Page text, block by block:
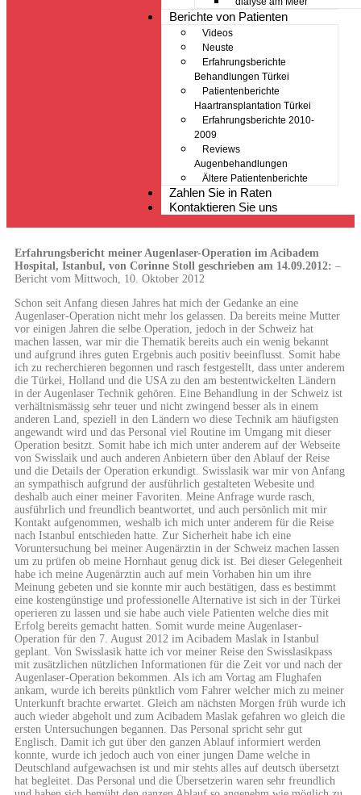
Berichte von Patienten
Videos
Neuste
Erfahrungsberichte
Behandlungen Türkei
Patientenberichte
Haartransplantation Türkei
Erfahrungsberichte 2010-
2009
Reviews
Augenbehandlungen
Ältere Patientenberichte
Zahlen Sie in Raten
Kontaktieren Sie uns
Erfahrungsbericht meiner Augenlaser-Operation im Acibadem
Hospital, Istanbul, von Corinne Stoll geschrieben am 14.09.2012: –
Bericht vom Mittwoch, 10. Oktober 2012
Schon seit Anfang diesen Jahres hat mich der Gedanke an eine
Augenlaser-Operation nicht mehr los gelassen. Da bereits meine Mutter
vor einigen Jahren die selbe Operation, jedoch in der Schweiz hat
machen lassen, war mir die Thematik bereits auch ein wenig bekannt
und aufgrund ihres guten Ergebnis auch positiv beeinflusst. Somit habe
ich zu recherchieren begonnen und rasch festgestellt, dass unter anderem
die Türkei, Holland und die USA zu den am bestentwickelten Ländern
in der Augenlaser Technik gehören. Eine Behandlung in der Schweiz ist
verhältnismässig sehr teuer und nicht zwingend besser als in einem
anderen Land, speziell in den Ländern wo diese Technik am häufigsten
angewandt wird und das Personal viel Routine im Umgang mit dieser
Operation besitzt. Somit habe ich mich unter anderem auf der Webseite
von Swisslaik und auch anderen Anbietern über den Ablauf der Reise
und die Details der Operation erkundigt. Swisslasik war mir von Anfang
an sympathisch aufgrund der ausführlich gestalteten Webesite und
deshalb auch einer meiner Favoriten. Meine Anfrage wurde rasch,
ausführlich und freundlich beantwortet, und auch persönlich mit mir
Kontakt aufgenommen, weshalb ich mich unter anderem für die Reise
nach Istanbul entschieden hatte. Zur Sicherheit habe ich eine
Voruntersuchung bei meiner Augenärztin in der Schweiz machen lassen
um zu prüfen ob meine Hornhaut genug dick ist. Bei dieser Gelegenheit
habe ich meine Augenärztin auch auf mein Vorhaben hin um ihre
Meinung gebeten und sie konnte mir auch bestätigen, dass es bestimmt
eine kostengünstige und professionelle Alternative ist sich in der Türkei
operieren zu lassen und sie habe auch viele Patienten welche dies mit
Erfolg bereits gemacht hatten. Somit wurde meine Augenlaser-
Operation für den 7. August 2012 im Acibadem Maslak in Istanbul
geplant. Von Swisslasik hatte ich vor meiner Reise den Swisslasikpass
mit zusätzlichen nützlichen Informationen für die Zeit vor und nach der
Augenlaser-Operation bekommen. Als ich am Vortag am Flughafen
ankam, wurde ich bereits pünktlich vom Fahrer welcher mich zu meiner
Unterkunft brachte erwartet. Gleich am nächsten Morgen früh wurde ich
auch wieder abgeholt und zum Acibadem Maslak gefahren wo gleich die
ersten Untersuchungen begannen. Das Personal spricht sehr gut
Englisch. Damit ich gut über den ganzen Ablauf informiert werden
konnte, wurde ich jedoch auch von einer jungen Dame welche in
Deutschland aufgewachsen ist und mir stehts alles auf deutsch übersetzt
hat begleitet. Das Personal und die Übersetzerin waren sehr freundlich